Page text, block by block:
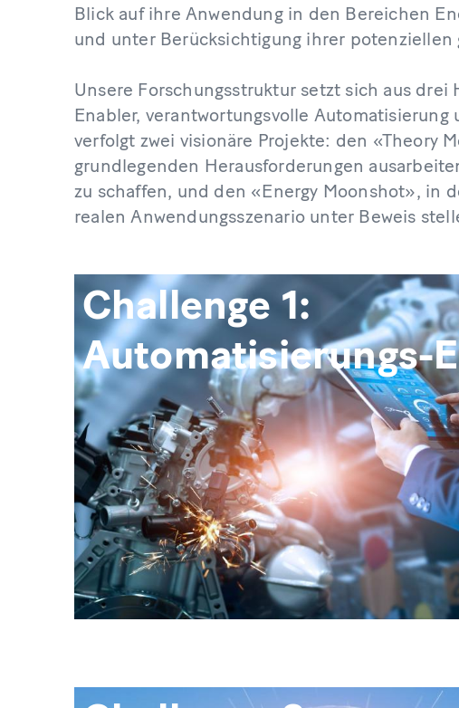
Blick auf ihre Anwendung in den Bereichen
und unter Berücksichtigung ihrer potenziellen
Unsere Forschungsstruktur setzt sich aus
Enabler, verantwortungsvolle
verfolgt zwei visionäre Projekte: den «Theory
grundlegenden Herausforderungen
zu schaffen, und den «Energy Moonshot», in
realen Anwendungsszenario unter Beweis
Challenge 1:
Automatisierungs-